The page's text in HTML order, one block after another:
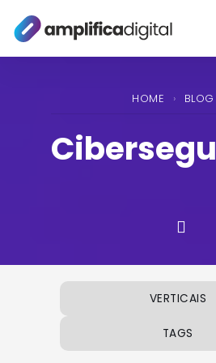
Pular
HOME › BLOG
VERTICAIS
TAGS